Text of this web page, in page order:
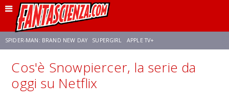
SPIDER-MAN: BRAND NEW DAY SUPERGIRL APPLE TV+
FRANCO RICCIARDIELLO ZENDAYA AVENGERS: DOOMSDAY STAR TREK
Cos'è Snowpiercer, la serie da
oggi su Netflix